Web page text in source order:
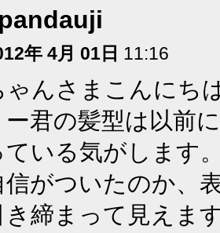
pandauji
年 4月 01日 11:16
ゃんさまこんにち
ー君の髪型は以前
いる気がします
信がついたのか、
き締まって見えま